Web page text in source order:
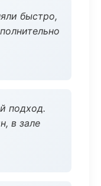
быстро,
подход.
в зале